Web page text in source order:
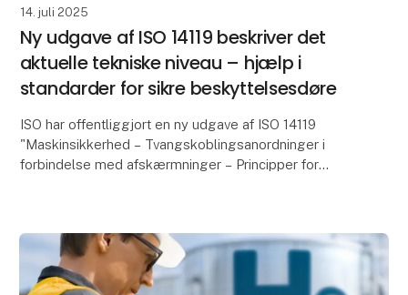
14. juli 2025
Ny udgave af ISO 14119 beskriver det
aktuelle tekniske niveau – hjælp i
standarder for sikre beskyttelsesdøre
ISO har offentliggjort en ny udgave af ISO 14119
"Maskinsikkerhed – Tvangskoblingsanordninger i
forbindelse med afskærmninger – Principper for